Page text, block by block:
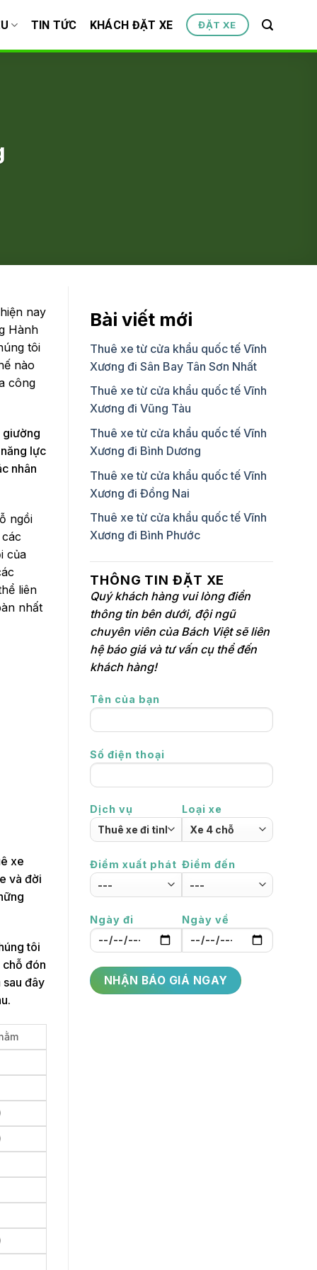
TIN TỨC KHÁCH ĐẶT XE ĐẶT XE
nay
Hành
tôi
nào
công
giường
lực
nhân
ngồi
của
liên
nhất
xe
và đời
tôi
đón
sau đây
Bài viết mới
Thuê xe từ cửa khẩu quốc tế Vĩnh
Xương đi Sân Bay Tân Sơn Nhất
Thuê xe từ cửa khẩu quốc tế Vĩnh
Xương đi Vũng Tàu
Thuê xe từ cửa khẩu quốc tế Vĩnh
Xương đi Bình Dương
Thuê xe từ cửa khẩu quốc tế Vĩnh
Xương đi Đồng Nai
Thuê xe từ cửa khẩu quốc tế Vĩnh
Xương đi Bình Phước
THÔNG TIN ĐẶT XE
Quý khách hàng vui lòng điền
thông tin bên dưới, đội ngũ
chuyên viên của Bách Việt sẽ liên
hệ báo giá và tư vấn cụ thể đến
khách hàng!
Tên của bạn
Số điện thoại
Dịch vụ Loại xe
Điểm xuất phát Điểm đến
Ngày đi Ngày về